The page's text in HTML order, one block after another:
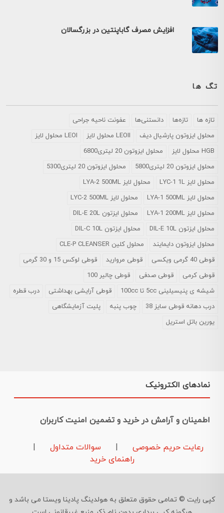
افزایش مصرف گاباپنتین در بزرگسالان
تگ ها
تازه ها تازه‌ها دانستنی‌ها
عفونت ناحیه جراحی
محلول ايزوتون پارشيال ديف
LEOII محلول لایز
LEOI محلول لایز
HGB محلول لایز
محلول ایزوتون 20 لیتری6800
محلول ایزوتون 20 لیتری5800
محلول ایزوتون 20 لیتری5300
محلول لایز LYC-1 1L
محلول لایز LYA-2 500ML
محلول لایز LYA-1 500ML
محلول لایز LYC-2 500ML
محلول لایز LYA-1 200ML
محلول ایزتون DIL-E 20L
محلول ایزتون DIL-E 10L
محلول ایزتون DIL-C 10L
محلول ایزوتون دایمایند
محلول کلین CLE-P CLEANSER
قوطی 40 گرمی ویکسی
قوطی مروارید
قوطی لوکس 15 و 30 گرمی
قوطی کرمی
قوطی صدفی
قوطی چالیر 100
شیشه ی پنیسیلینی 5cc تا 100cc
قوطی آرایشی بهداشتی
درب قطره
درب دهانه قوطی سایز 38
چوب پنبه
پلیت آزمایشگاهی
یورین باتل استریل
نمادهای الکترونیک
اطمینان و آرامش در خرید و تضمین امنیت کاربران
رعایت حریم خصوصی سوالات متداول
راهنمای خرید
کپی رایت © تمامی حقوق متعلق به هولدینگ پادینا ویستا می باشد و